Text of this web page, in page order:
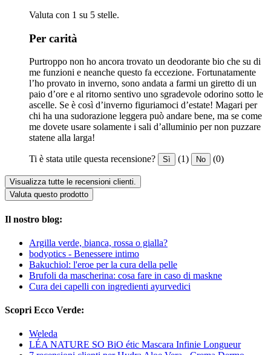
Valuta con 1 su 5 stelle.
Per carità
Purtroppo non ho ancora trovato un deodorante bio che su di
me funzioni e neanche questo fa eccezione. Fortunatamente
l’ho provato in inverno, sono andata a farmi un giretto di un
paio d’ore e al ritorno sentivo uno sgradevole odorino sotto le
ascelle. Se è così d’inverno figuriamoci d’estate! Magari per
chi ha una sudorazione leggera può andare bene, ma se come
me dovete usare solamente i sali d’alluminio per non puzzare
statene alla larga!
Ti è stata utile questa recensione? Sì (1) No (0)
Visualizza tutte le recensioni clienti.
Valuta questo prodotto
Il nostro blog:
Argilla verde, bianca, rossa o gialla?
bodyotics - Benessere intimo
Bakuchiol: l'eroe per la cura della pelle
Brufoli da mascherina: cosa fare in caso di maskne
Cura dei capelli con ingredienti ayurvedici
Scopri Ecco Verde:
Weleda
LÉA NATURE SO BiO étic Mascara Infinie Longueur